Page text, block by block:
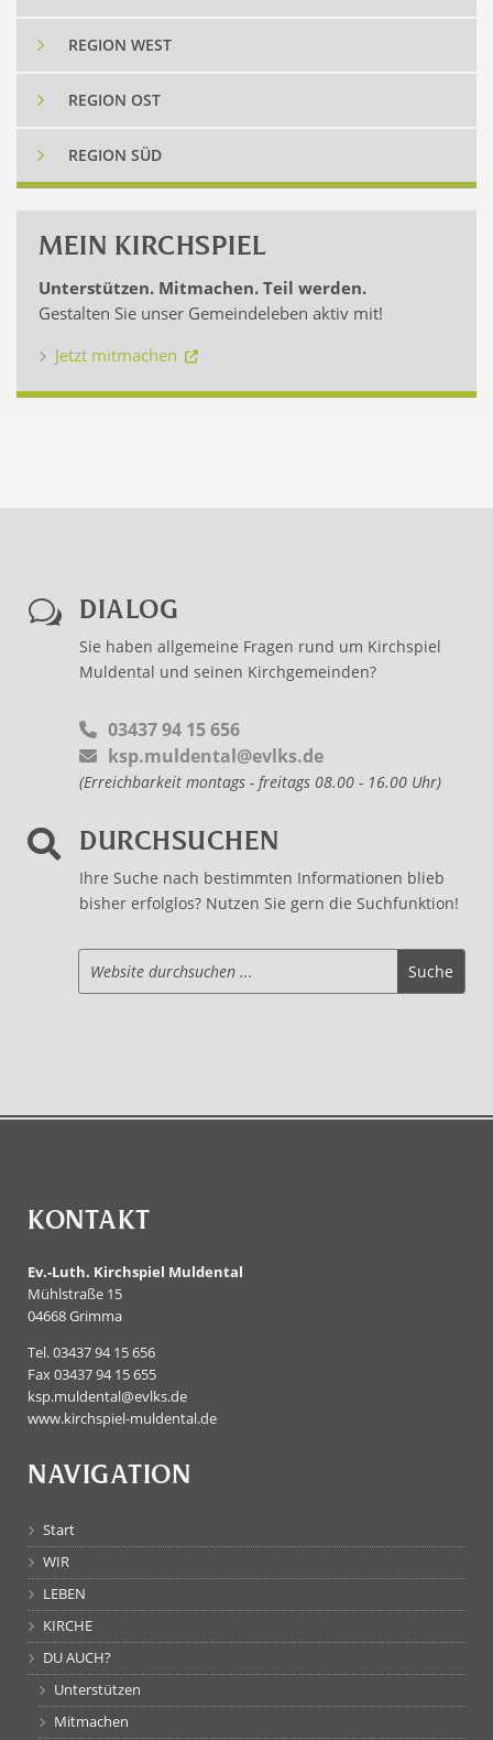
5 REGION WEST
5 REGION OST
5 REGION SÜD
MEIN KIRCHSPIEL
Unterstützen. Mitmachen. Teil werden.
Gestalten Sie unser Gemeindeleben aktiv mit!
Jetzt mitmachen
w DIALOG
Sie haben allgemeine Fragen rund um Kirchspiel
Muldental und seinen Kirchgemeinden?
03437 94 15 656
ksp.muldental@evlks.de
(Erreichbarkeit montags - freitags 08.00 - 16.00 Uhr)
 DURCHSUCHEN
Ihre Suche nach bestimmten Informationen blieb
bisher erfolglos? Nutzen Sie gern die Suchfunktion!
KONTAKT
Ev.-Luth. Kirchspiel Muldental
Mühlstraße 15
04668 Grimma
Tel. 03437 94 15 656
Fax 03437 94 15 655
ksp.muldental@evlks.de
www.kirchspiel-muldental.de
NAVIGATION
Start
WIR
LEBEN
KIRCHE
DU AUCH?
Unterstützen
Mitmachen